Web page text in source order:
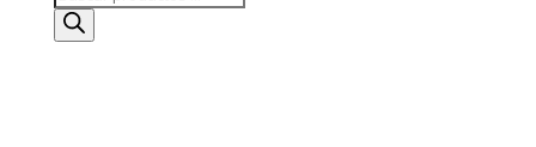
de
productos